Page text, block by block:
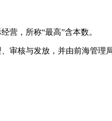
营，所称“最高”含本数。
审核与发放，并由前海管理